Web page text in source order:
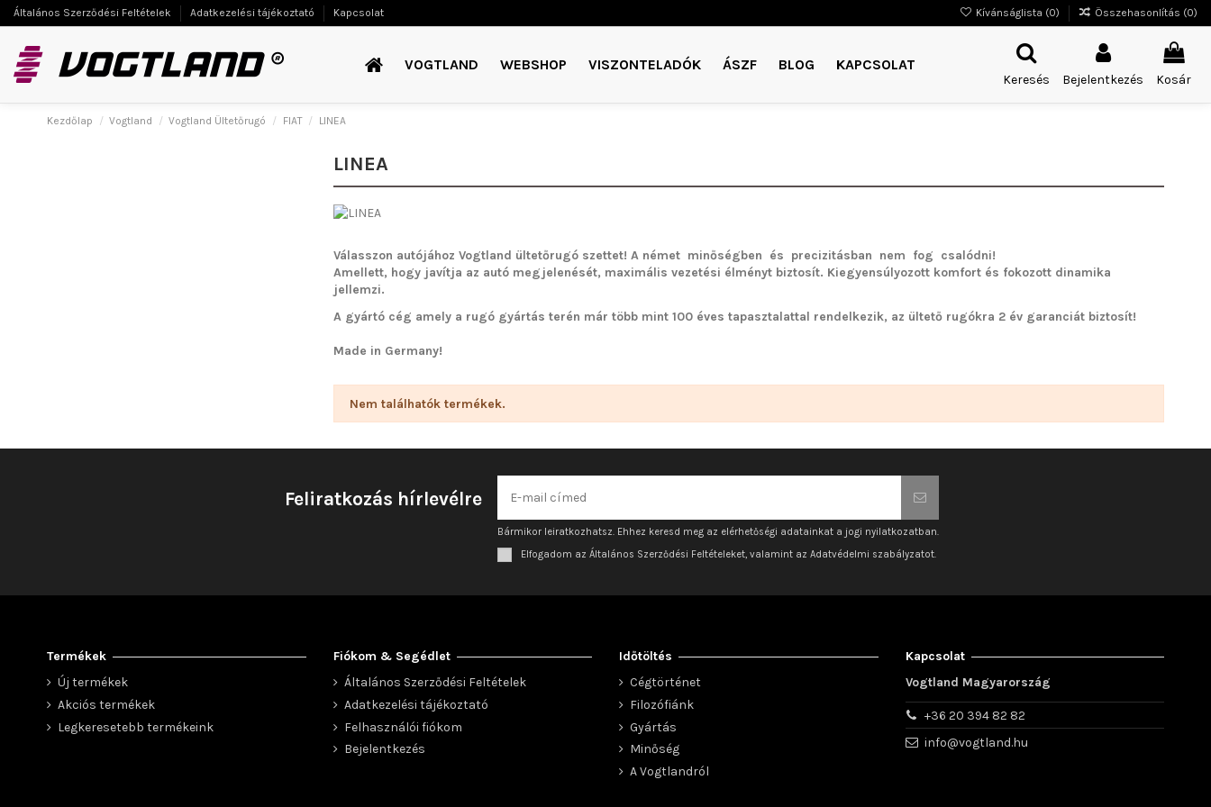
Általános Szerződési Feltételek Adatkezelési tájékoztató Kapcsolat Kívánságlista (0) Összehasonlítás (0)
VOGTLAND WEBSHOP VISZONTELADÓK ÁSZF BLOG KAPCSOLAT
Keresés Bejelentkezés Kosár
Kezdőlap Vogtland Vogtland Ültetőrugó FIAT LINEA
LINEA
Válasszon autójához Vogtland ültetőrugó szettet! A német minőségben és precizitásban nem fog csalódni!
Amellett, hogy javítja az autó megjelenését, maximális vezetési élményt biztosít. Kiegyensúlyozott komfort és fokozott dinamika
jellemzi.
A gyártó cég amely a rugó gyártás terén már több mint 100 éves tapasztalattal rendelkezik, az ültető rugókra 2 év garanciát biztosít!
Made in Germany!
Nem találhatók termékek.
Feliratkozás hírlevélre
Bármikor leiratkozhatsz. Ehhez keresd meg az elérhetőségi adatainkat a jogi nyilatkozatban.
Elfogadom az Általános Szerződési Feltételeket, valamint az Adatvédelmi szabályzatot.
Termékek
Új termékek
Akciós termékek
Legkeresetebb termékeink
Fiókom & Segédlet
Általános Szerződési Feltételek
Adatkezelési tájékoztató
Felhasználói fiókom
Bejelentkezés
Időtöltés
Cégtörténet
Filozófiánk
Gyártás
Minőség
A Vogtlandról
Kapcsolat
Vogtland Magyarország
+36 20 394 82 82
info@vogtland.hu